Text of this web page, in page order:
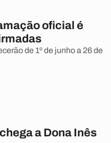
oficial é
de 1º de junho a 26 de
a Dona Inês